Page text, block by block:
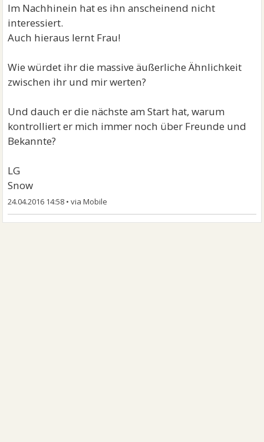
Im Nachhinein hat es ihn anscheinend nicht
interessiert.
Auch hieraus lernt Frau!
Wie würdet ihr die massive äußerliche Ähnlichkeit
zwischen ihr und mir werten?
Und dauch er die nächste am Start hat, warum
kontrolliert er mich immer noch über Freunde und
Bekannte?
LG
Snow
24.04.2016 14:58 •